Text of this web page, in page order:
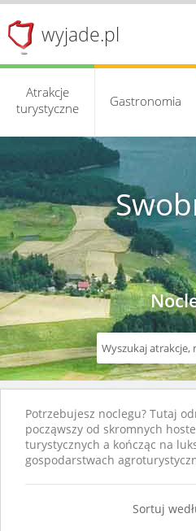
wyjade.pl
Atrakcje
turystyczne
Gastronomia
Potrzebujesz noclegu? Tutaj
począwszy od skromnych
turystycznych a kończąc na
gospodarstwach
Sortuj